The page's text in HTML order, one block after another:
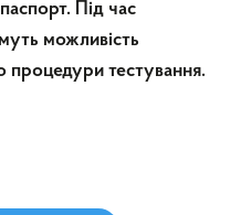
Під час
можливість
процедури тестування.